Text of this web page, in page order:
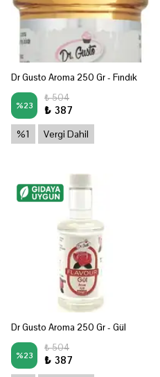
Dr Gusto Aroma 250 Gr - Fındık
%23
₺ 504
₺ 387
%1 Vergi Dahil
Dr Gusto Aroma 250 Gr - Gül
%23
₺ 504
₺ 387